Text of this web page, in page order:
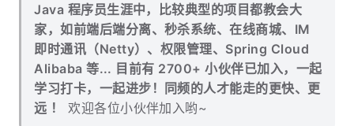
Java 程序员生涯中，比较典型的项目都教会大
家，如前端后端分离、秒杀系统、在线商城、IM
即时通讯（Netty）、权限管理、Spring Cloud
Alibaba 等... 目前有 2700+ 小伙伴已加入，一起
学习打卡，一起进步！同频的人才能走的更快、更
远 ！
欢迎各位小伙伴加入哟~